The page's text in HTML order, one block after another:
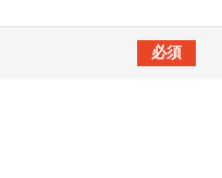
必須